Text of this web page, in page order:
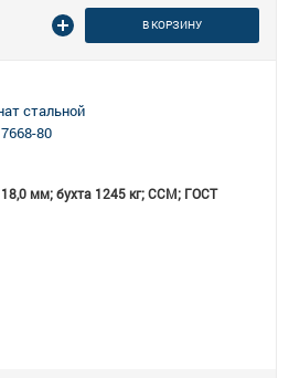
В КОРЗИНУ
мм; бухта 1245 кг; ССМ; ГОСТ